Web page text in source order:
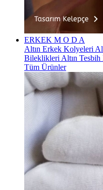
ERKEK M O D A
Altın Erkek Kolyeleri
Bileklikleri Altın
Tüm Ürünler